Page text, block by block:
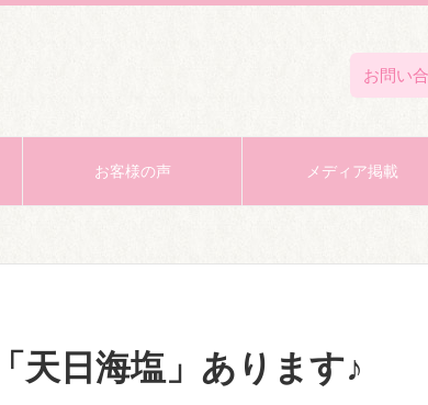
お問い
お客様の声 メディア掲載
天日海塩」あります♪